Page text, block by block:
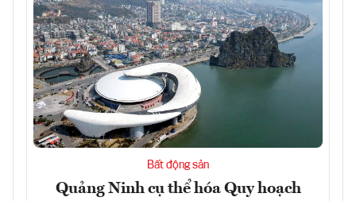
Bất động sản
Quảng Ninh cụ thể hóa Quy hoạch